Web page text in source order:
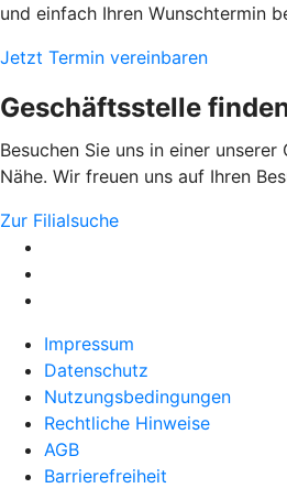
und einfach Ihren Wunschtermin
Jetzt Termin vereinbaren
Geschäftsstelle
Besuchen Sie uns in einer
Nähe. Wir freuen uns auf Ihren
Zur Filialsuche
Impressum
Datenschutz
Nutzungsbedingungen
Rechtliche Hinweise
AGB
Barrierefreiheit